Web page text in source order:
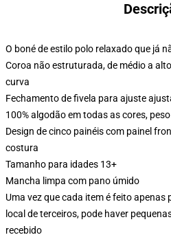
O boné de estilo polo relaxado que já
Coroa não estruturada, de médio a
curva
Fechamento de fivela para ajuste
100% algodão em todas as cores,
Design de cinco painéis com painel
costura
Tamanho para idades 13+
Mancha limpa com pano úmido
Uma vez que cada item é feito apenas
local de terceiros, pode haver
recebido